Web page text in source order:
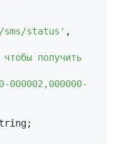
status' ,
получить
000002,000000-